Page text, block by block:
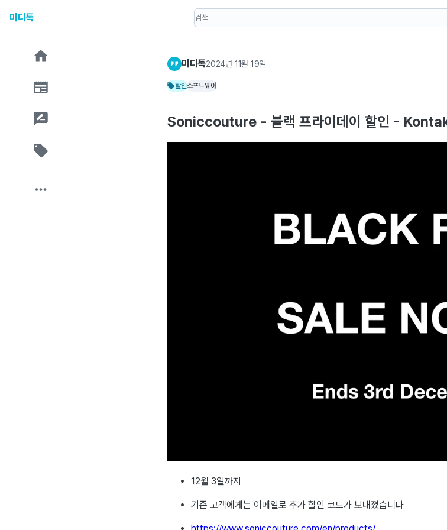
미디톡
미디톡2024년 11월 19일
할인소프트웨어
Soniccouture - 블랙 프라이데이 할인 -
12월 3일까지
기존 고객에게는 이메일로 추가 할인 코드가 보내졌습니다